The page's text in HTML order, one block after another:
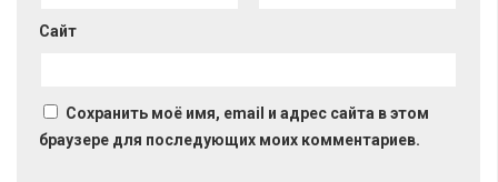
Сайт
Сохранить моё имя, email и адрес сайта в этом
браузере для последующих моих комментариев.